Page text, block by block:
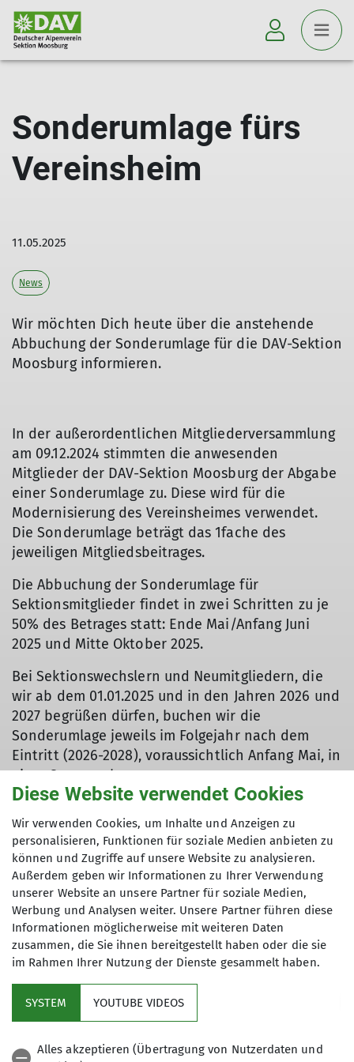
Sonderumlage fürs
Vereinsheim
11.05.2025
News
Wir möchten Dich heute über die anstehende
Abbuchung der Sonderumlage für die DAV-Sektion
Moosburg informieren.
In der außerordentlichen Mitgliederversammlung
am 09.12.2024 stimmten die anwesenden
Mitglieder der DAV-Sektion Moosburg der Abgabe
einer Sonderumlage zu. Diese wird für die
Modernisierung des Vereinsheimes verwendet.
Die Sonderumlage beträgt das 1fache des
jeweiligen Mitgliedsbeitrages.
Die Abbuchung der Sonderumlage für
Sektionsmitglieder findet in zwei Schritten zu je
50% des Betrages statt: Ende Mai/Anfang Juni
2025 und Mitte Oktober 2025.
Bei Sektionswechslern und Neumitgliedern, die
wir ab dem 01.01.2025 und in den Jahren 2026 und
2027 begrüßen dürfen, buchen wir die
Sonderumlage jeweils im Folgejahr nach dem
Eintritt (2026-2028), voraussichtlich Anfang Mai, in
einer Summe ab.
Deine finanzielle Unterstützung und freuen uns
darauf, mit Dir viele schöne Stunden in unserem
neu gestalteten und ansprechenden Vereinsheim
zu verbringen!
Deine DAV-Sektion Moosburg
Mitgliedschaft
Diese Website verwendet Cookies
Wir verwenden Cookies, um Inhalte und Anzeigen zu
personalisieren, Funktionen für soziale Medien anbieten zu
können und Zugriffe auf unsere Website zu analysieren.
Außerdem geben wir Informationen zu Ihrer Verwendung
unserer Website an unsere Partner für soziale Medien,
Werbung und Analysen weiter. Unsere Partner führen diese
Informationen möglicherweise mit weiteren Daten
zusammen, die Sie ihnen bereitgestellt haben oder die sie
im Rahmen Ihrer Nutzung der Dienste gesammelt haben.
SYSTEM YOUTUBE VIDEOS
Alles akzeptieren (Übertragung von Nutzerdaten und